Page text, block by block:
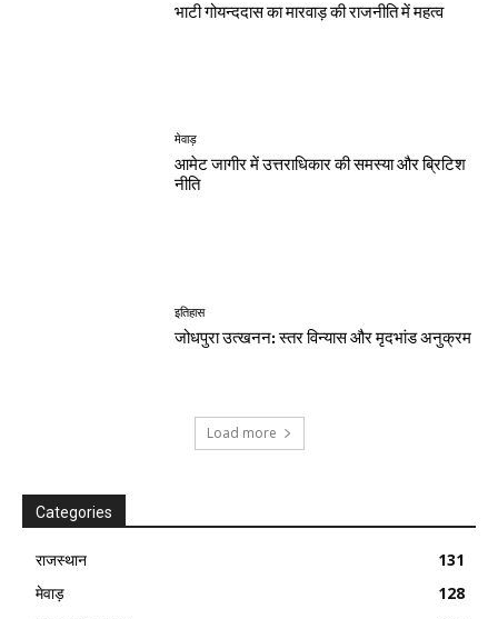
भाटी गोयन्ददास का मारवाड़ की राजनीति में महत्व
मेवाड़
आमेट जागीर में उत्तराधिकार की समस्या और ब्रिटिश
नीति
इतिहास
जोधपुरा उत्खनन: स्तर विन्यास और मृदभांड अनुक्रम
Load more
Categories
राजस्थान
131
मेवाड़
128